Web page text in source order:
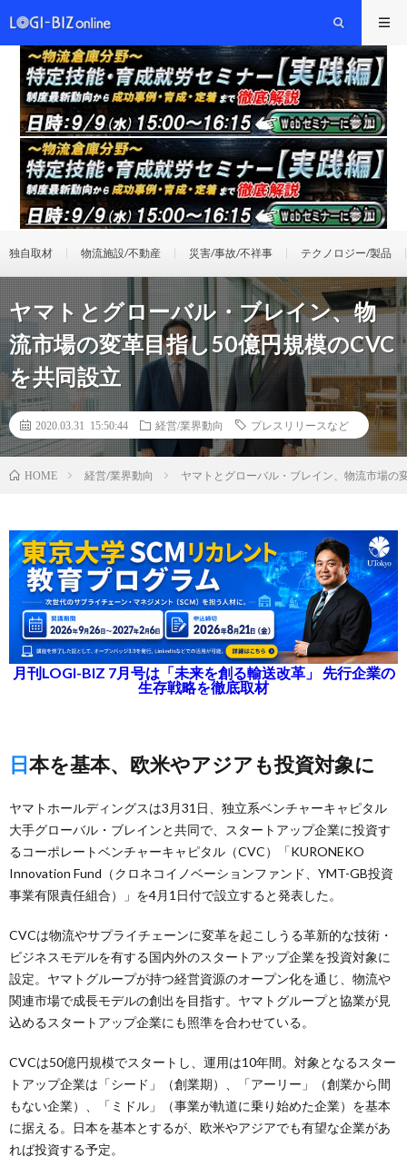
独自取材 物流施設/不動産 災害/事故/不祥事 テクノロジー/製品
ヤマトとグローバル・ブレイン、物
流市場の変革目指し50億円規模のCVC
を共同設立
2020.03.31 15:50:44 経営/業界動向 プレスリリースなど
HOME 経営/業界動向 ヤマトとグローバル・ブレイン、物流市場の
月刊LOGI-BIZ 7月号は「未来を創る輸送改革」 先行企業の
生存戦略を徹底取材
日本を基本、欧米やアジアも投資対象に
ヤマトホールディングスは3月31日、独立系ベンチャーキャピタル
大手グローバル・ブレインと共同で、スタートアップ企業に投資す
るコーポレートベンチャーキャピタル（CVC）「KURONEKO
Innovation Fund（クロネコイノベーションファンド、YMT-GB投資
事業有限責任組合）」を4月1日付で設立すると発表した。
CVCは物流やサプライチェーンに変革を起こしうる革新的な技術・
ビジネスモデルを有する国内外のスタートアップ企業を投資対象に
設定。ヤマトグループが持つ経営資源のオープン化を通じ、物流や
関連市場で成長モデルの創出を目指す。ヤマトグループと協業が見
込めるスタートアップ企業にも照準を合わせている。
CVCは50億円規模でスタートし、運用は10年間。対象となるスター
トアップ企業は「シード」（創業期）、「アーリー」（創業から間
もない企業）、「ミドル」（事業が軌道に乗り始めた企業）を基本
に据える。日本を基本とするが、欧米やアジアでも有望な企業があ
れば投資する予定。